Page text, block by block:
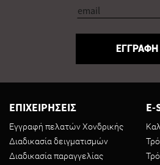
ΕΓΓΡΑΦΗ
ΕΠΙΧΕΙΡΗΣΕΙΣ
Εγγραφή πελατών Χονδρικής
Διαδικασία δειγματισμών
Διαδικασία παραγγελίας
E-